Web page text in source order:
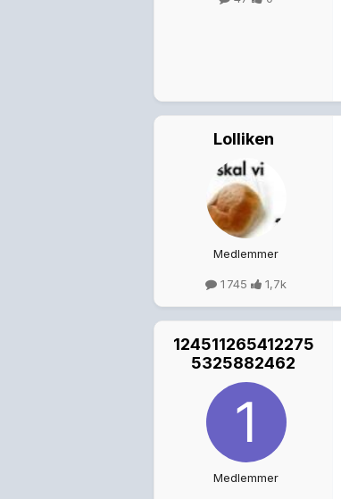
Lolliken
Medlemmer
1 745 1,7k
124511265412275
5325882462
Medlemmer